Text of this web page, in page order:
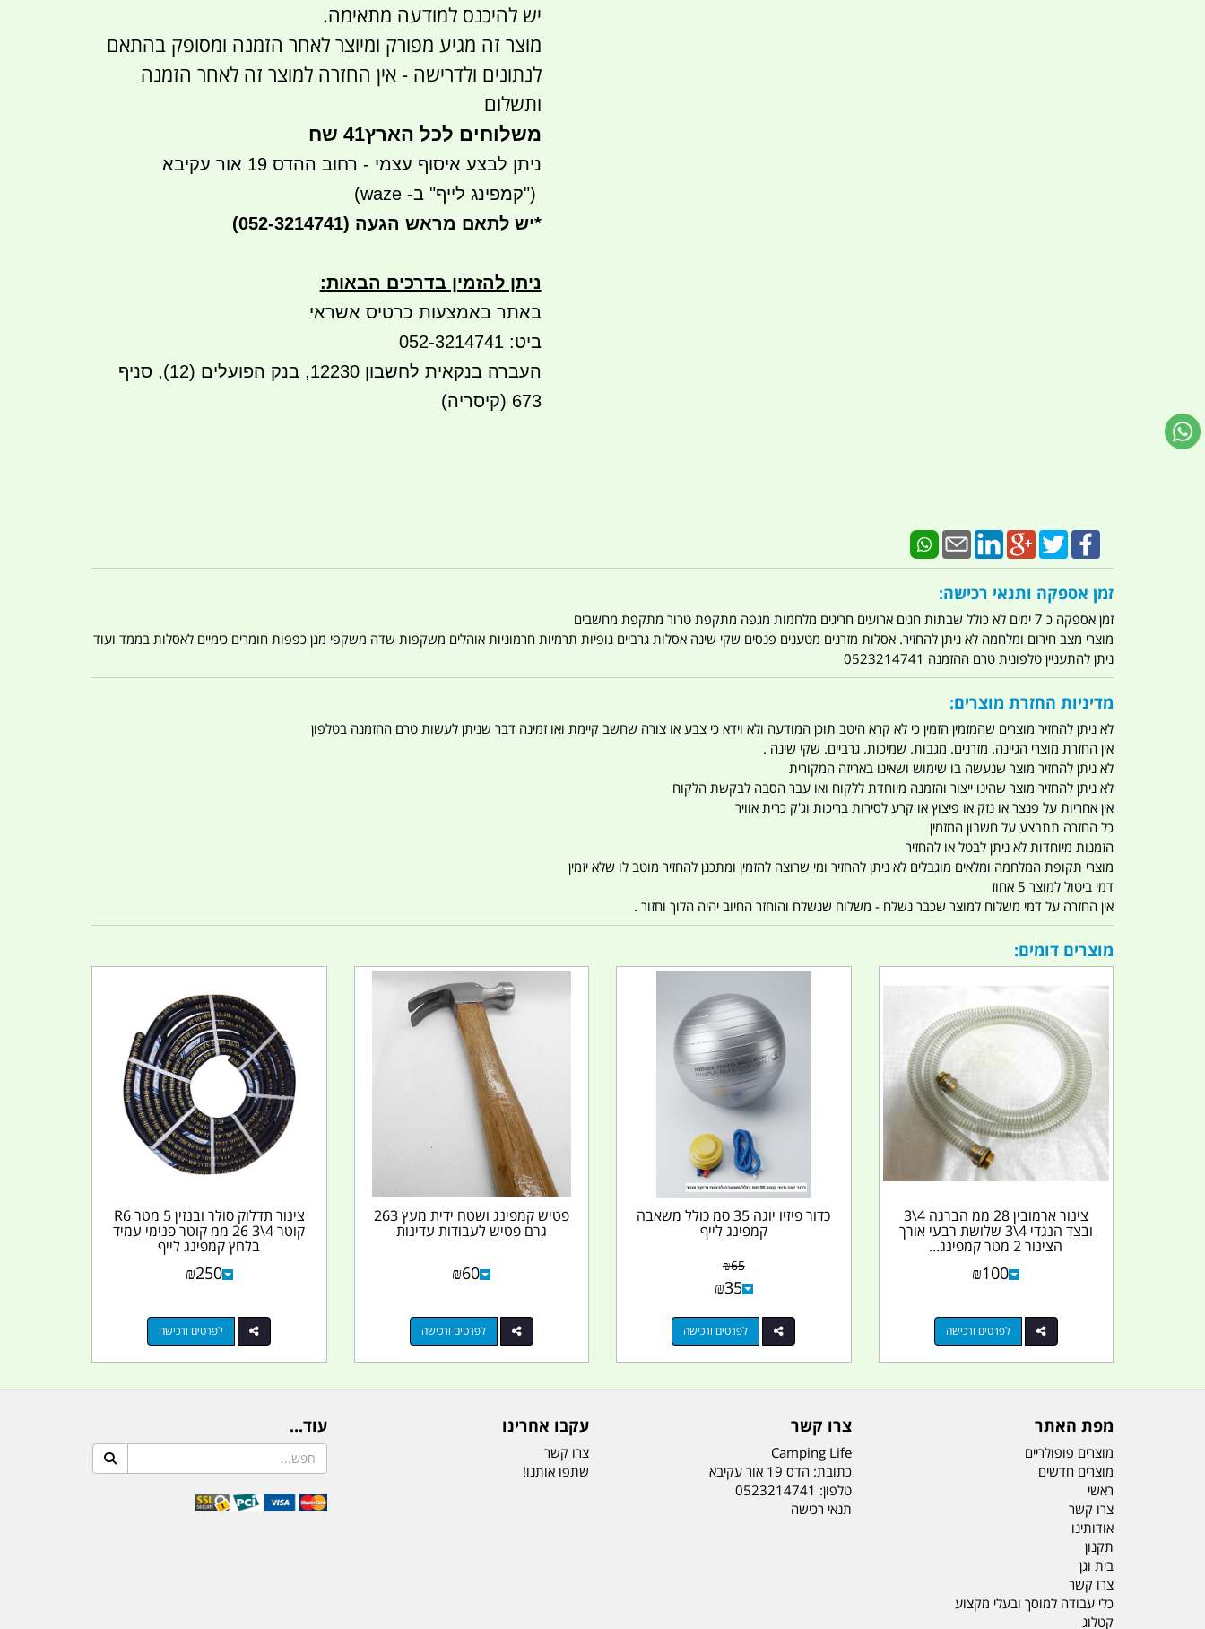
יש להיכנס למודעה מתאימה.
מוצר זה מגיע מפורק ומיוצר לאחר הזמנה ומסופק בהתאם
לנתונים ולדרישה - אין החזרה למוצר זה לאחר הזמנה
ותשלום
משלוחים לכל הארץ41 שח
ניתן לבצע איסוף עצמי - רחוב ההדס 19 אור עקיבא
")קמפינג לייף" ב- waze)
*יש לתאם מראש הגעה (052-3214741)
ניתן להזמין בדרכים הבאות:
באתר באמצעות כרטיס אשראי
ביט: 052-3214741
העברה בנקאית לחשבון 12230, בנק הפועלים (12), סניף
673 (קיסריה)
זמן אספקה ותנאי רכישה:
זמן אספקה כ 7 ימים לא כולל שבתות חגים ארועים חריגים מלחמות מגפה מתקפת טרור מתקפת מחשבים
מוצרי מצב חירום ומלחמה לא ניתן להחזיר. אסלות מזרנים מטענים פנסים שקי שינה אסלות גרביים גופיות תרמיות חרמוניות אוהלים משקפות שדה משקפי מגן כפפות חומרים כימיים לאסלות בממד ועוד
ניתן להתעניין טלפונית טרם ההזמנה 0523214741
מדיניות החזרת מוצרים:
לא ניתן להחזיר מוצרים שהמזמין הזמין כי לא קרא היטב תוכן המודעה ולא וידא כי צבע או צורה שחשב קיימת ואו זמינה דבר שניתן לעשות טרם ההזמנה בטלפון
אין החזרת מוצרי הגיינה. מזרנים. מגבות. שמיכות. גרביים. שקי שינה .
לא ניתן להחזיר מוצר שנעשה בו שימוש ושאינו באריזה המקורית
לא ניתן להחזיר מוצר שהינו ייצור והזמנה מיוחדת ללקוח ואו עבר הסבה לבקשת הלקוח
אין אחריות על פנצר או נזק או פיצוץ או קרע לסירות בריכות וג'ק כרית אוויר
כל החזרה תתבצע על חשבון המזמין
הזמנות מיוחדות לא ניתן לבטל או להחזיר
מוצרי תקופת המלחמה ומלאים מוגבלים לא ניתן להחזיר ומי שרוצה להזמין ומתכנן להחזיר מוטב לו שלא יזמין
דמי ביטול למוצר 5 אחוז
אין החזרה על דמי משלוח למוצר שכבר נשלח - משלוח שנשלח והוחזר החיוב יהיה הלוך וחזור .
מוצרים דומים:
צינור ארמובין 28 ממ הברגה 4\3
ובצד הנגדי 4\3 שלושת רבעי אורך
הצינור 2 מטר קמפינג...
₪100
לפרטים ורכישה
כדור פיזיו יוגה 35 סמ כולל משאבה
קמפינג לייף
₪65
₪35
לפרטים ורכישה
פטיש קמפינג ושטח ידית מעץ 263
גרם פטיש לעבודות עדינות
₪60
לפרטים ורכישה
צינור תדלוק סולר ובנזין 5 מטר R6
קוטר 4\3 26 ממ קוטר פנימי עמיד
בלחץ קמפינג לייף
₪250
לפרטים ורכישה
מפת האתר
מוצרים פופולריים
מוצרים חדשים
ראשי
צרו קשר
אודותינו
תקנון
בית וגן
צרו קשר
כלי עבודה למוסך ובעלי מקצוע
קטלוג
צרו קשר
Camping Life
כתובת: הדס 19 אור עקיבא
טלפון: 0523214741
תנאי רכישה
עקבו אחרינו
צרו קשר
שתפו אותנו!
עוד...